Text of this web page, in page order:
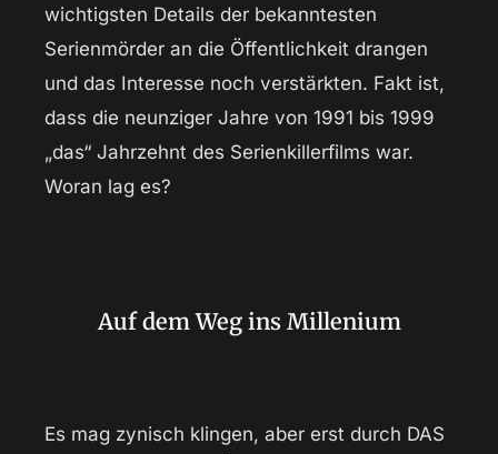
wichtigsten Details der bekanntesten
Serienmörder an die Öffentlichkeit drangen
und das Interesse noch verstärkten. Fakt ist,
dass die neunziger Jahre von 1991 bis 1999
„das“ Jahrzehnt des Serienkillerfilms war.
Woran lag es?
Auf dem Weg ins Millenium
Es mag zynisch klingen, aber erst durch DAS